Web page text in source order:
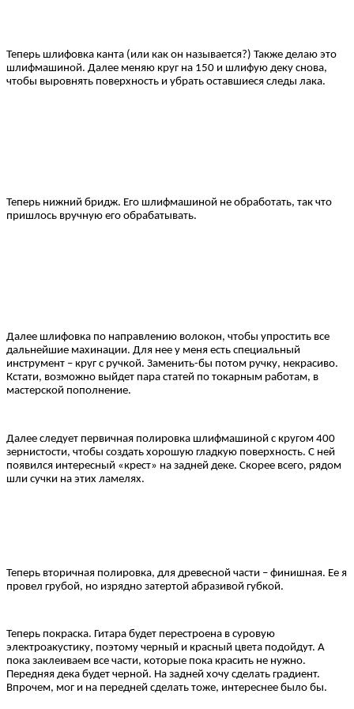
Теперь шлифовка канта (или как он называется?) Также делаю это
шлифмашиной. Далее меняю круг на 150 и шлифую деку снова,
чтобы выровнять поверхность и убрать оставшиеся следы лака.
Теперь нижний бридж. Его шлифмашиной не обработать, так что
пришлось вручную его обрабатывать.
Далее шлифовка по направлению волокон, чтобы упростить все
дальнейшие махинации. Для нее у меня есть специальный
инструмент – круг с ручкой. Заменить-бы потом ручку, некрасиво.
Кстати, возможно выйдет пара статей по токарным работам, в
мастерской пополнение.
Далее следует первичная полировка шлифмашиной с кругом 400
зернистости, чтобы создать хорошую гладкую поверхность. С ней
появился интересный «крест» на задней деке. Скорее всего, рядом
шли сучки на этих ламелях.
Теперь вторичная полировка, для древесной части – финишная. Ее я
провел грубой, но изрядно затертой абразивой губкой.
Теперь покраска. Гитара будет перестроена в суровую
электроакустику, поэтому черный и красный цвета подойдут. А
пока заклеиваем все части, которые пока красить не нужно.
Передняя дека будет черной. На задней хочу сделать градиент.
Впрочем, мог и на передней сделать тоже, интереснее было бы.